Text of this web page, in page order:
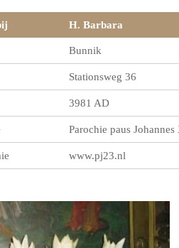
H. Barbara
Bunnik
Stationsweg 36
3981 AD
Parochie paus
www.pj23.nl